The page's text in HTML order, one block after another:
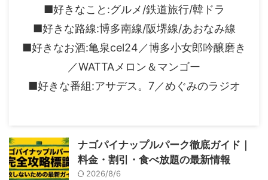
■好きなこと:グルメ/鉄道旅行/韓ドラ
■好きな路線:博多南線/阪堺線/あおなみ線
■好きなお酒:亀泉cel24／博多小女郎吟醸磨き
／WATTAメロン＆マンゴー
■好きな番組:アサデス。7／めぐみのラジオ
ナゴパイナップルパーク徹底ガイド｜
料金・割引・食べ放題の最新情報
2026/8/6